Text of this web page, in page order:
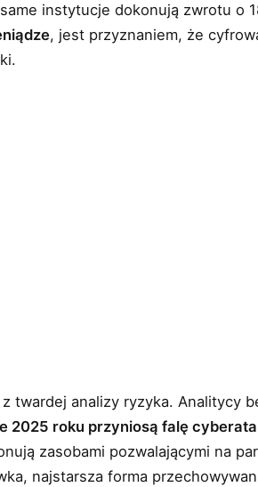
instytucje dokonują zwrotu o
, jest przyznaniem, że
twardej analizy ryzyka. Analitycy
2025 roku przyniosą falę
zasobami pozwalającymi na
najstarsza forma